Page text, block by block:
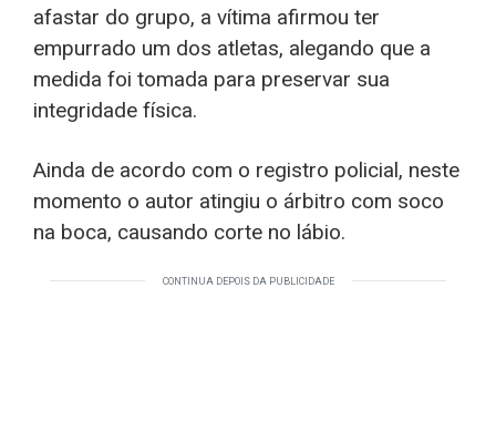
afastar do grupo, a vítima afirmou ter
empurrado um dos atletas, alegando que a
medida foi tomada para preservar sua
integridade física.
Ainda de acordo com o registro policial, neste
momento o autor atingiu o árbitro com soco
na boca, causando corte no lábio.
CONTINUA DEPOIS DA PUBLICIDADE